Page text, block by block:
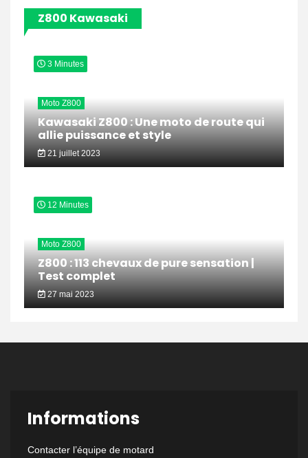
Z800 Kawasaki
3 Minutes
Moto Z800
Kawasaki Z800 : Une moto de route qui
allie puissance et style
21 juillet 2023
12 Minutes
Moto Z800
Z800 : 113 chevaux de pure sensation |
Test complet
27 mai 2023
Informations
Contacter l’équipe de motard